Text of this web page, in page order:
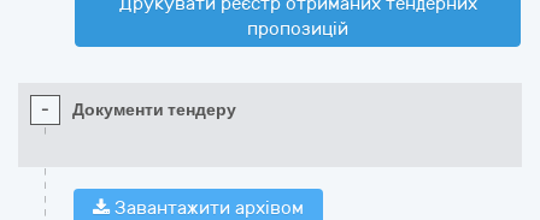
пропозицій
- Документи тендеру
Завантажити архівом